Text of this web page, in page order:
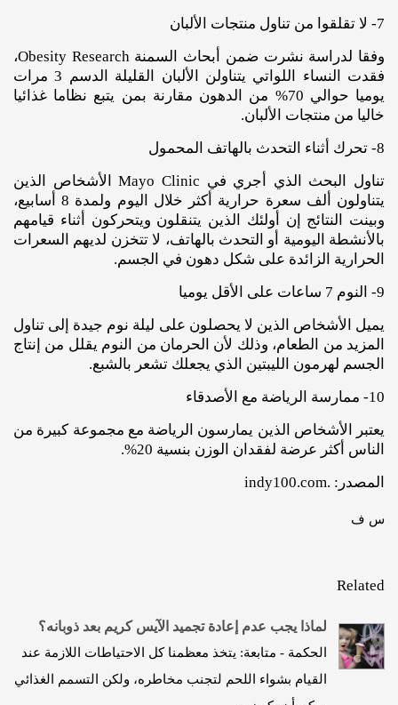
7- لا تقلقوا من تناول منتجات الألبان
وفقا لدراسة نشرت ضمن أبحاث السمنة Obesity Research،
فقدت النساء اللواتي يتناولن الألبان القليلة الدسم 3 مرات
يوميا حوالي 70% من الدهون مقارنة بمن يتبع نظاما غذائيا
خاليا من منتجات الألبان.
8- تحرك أثناء التحدث بالهاتف المحمول
تناول البحث الذي أجري في Mayo Clinic الأشخاص الذين
يتناولون ألف سعرة حرارية أكثر خلال اليوم ولمدة 8 أسابيع،
وبينت النتائج إن أولئك الذين يتنقلون ويتحركون أثناء قيامهم
بالأنشطة اليومية أو التحدث بالهاتف، لا تتخزن لديهم السعرات
الحرارية الزائدة على شكل دهون في الجسم.
9- النوم 7 ساعات على الأقل يوميا
يميل الأشخاص الذين لا يحصلون على ليلة نوم جيدة إلى تناول
المزيد من الطعام، وذلك لأن الحرمان من النوم يقلل من إنتاج
الجسم لهرمون الليبتين الذي يجعلك تشعر بالشبع.
10- ممارسة الرياضة مع الأصدقاء
يعتبر الأشخاص الذين يمارسون الرياضة مع مجموعة كبيرة من
الناس أكثر عرضة لفقدان الوزن بنسية 20%.
المصدر: .indy100.com
س ف
Related
لماذا يجب عدم إعادة تجميد الآيس كريم بعد ذوبانه؟
الحكمة - متابعة: يتخذ معظمنا كل الاحتياطات اللازمة عند
القيام بشواء اللحم لتجنب مخاطره، ولكن التسمم الغذائي